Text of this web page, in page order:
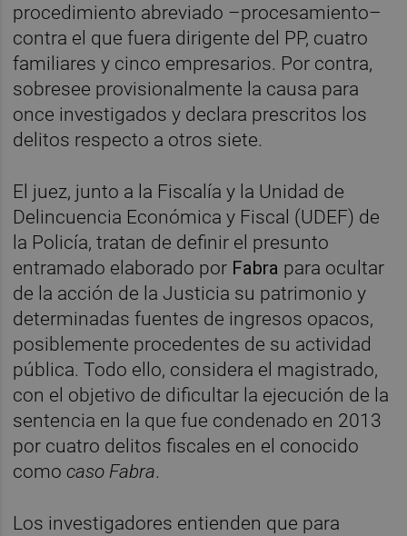
procedimiento abreviado –procesamiento–
contra el que fuera dirigente del PP, cuatro
familiares y cinco empresarios. Por contra,
sobresee provisionalmente la causa para
once investigados y declara prescritos los
delitos respecto a otros siete.
El juez, junto a la Fiscalía y la Unidad de
Delincuencia Económica y Fiscal (UDEF) de
la Policía, tratan de definir el presunto
entramado elaborado por Fabra para ocultar
de la acción de la Justicia su patrimonio y
determinadas fuentes de ingresos opacos,
posiblemente procedentes de su actividad
pública. Todo ello, considera el magistrado,
con el objetivo de dificultar la ejecución de la
sentencia en la que fue condenado en 2013
por cuatro delitos fiscales en el conocido
como caso Fabra.
Los investigadores entienden que para